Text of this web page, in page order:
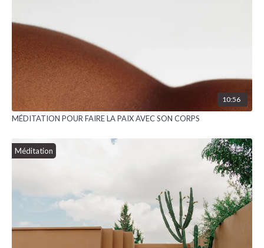
10:56
MÉDITATION POUR FAIRE LA PAIX AVEC SON CORPS
Méditation